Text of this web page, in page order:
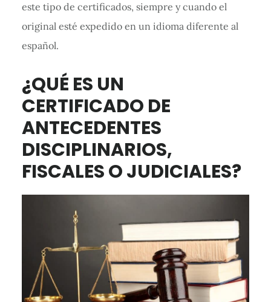
este tipo de certificados, siempre y cuando el
original esté expedido en un idioma diferente al
español.
¿QUÉ ES UN
CERTIFICADO DE
ANTECEDENTES
DISCIPLINARIOS,
FISCALES O JUDICIALES?